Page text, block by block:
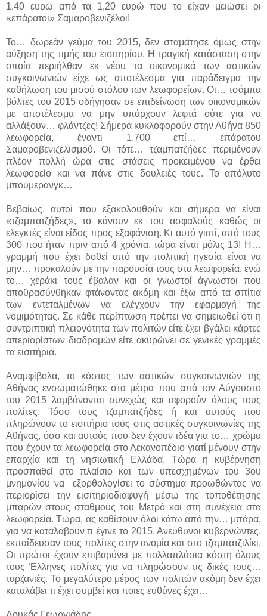
1,40 ευρώ από τα 1,20 ευρώ που το είχαν μειώσει οι
«επάρατοι» Σαμαροβενιζέλοι!
Το… δωρεάν γεύμα του 2015, δεν σταμάτησε όμως στην
αύξηση της τιμής του εισιτηρίου. Η τραγική κατάσταση στην
οποία περιήλθαν εκ νέου τα οικονομικά των αστικών
συγκοινωνιών είχε ως αποτέλεσμα για παράδειγμα την
καθήλωση του μισού στόλου των λεωφορείων. Οι… τσάμπα
βόλτες του 2015 οδήγησαν σε επιδείνωση των οικονομικών
με αποτέλεσμα να μην υπάρχουν λεφτά ούτε για να
αλλάξουν… φλάντζες! Σήμερα κυκλοφορούν στην Αθήνα 850
λεωφορεία, έναντι 1.700 επί… επάρατου
Σαμαροβενιζελισμού. Οι τότε… τζαμπατζήδες περιμένουν
πλέον πολλή ώρα στις στάσεις προκειμένου να έρθει
λεωφορείο και να πάνε στις δουλειές τους. Το απόλυτο
μπούμερανγκ…
Βεβαίως, αυτοί που εξακολουθούν και σήμερα να είναι
«τζαμπατζήδες», το κάνουν εκ του ασφαλούς καθώς οι
ελεγκτές είναι είδος προς εξαφάνιση. Κι αυτό γιατί, από τους
300 που ήταν πριν από 4 χρόνια, τώρα είναι μόλις 13! Η…
γραμμή που έχει δοθεί από την πολιτική ηγεσία είναι να
μην… προκαλούν με την παρουσία τους στα λεωφορεία, ενώ
το… χεράκι τους έβαλαν και οι γνωστοί άγνωστοι που
αποθρασύνθηκαν φτάνοντας ακόμη και έξω από τα σπίτια
των εντεταλμένων να ελέγχουν την εφαρμογή της
νομιμότητας. Σε κάθε περίπτωση πρέπει να σημειωθεί ότι η
συντριπτική πλειονότητα των πολιτών είτε έχει βγάλει κάρτες
απεριορίστων διαδρομών είτε ακυρώνει σε γενικές γραμμές
τα εισιτήρια.
Αναμφίβολα, το κόστος των αστικών συγκοινωνιών της
Αθήνας ενσωματώθηκε στα μέτρα που από τον Αύγουστο
του 2015 λαμβάνονται συνεχώς και αφορούν όλους τους
πολίτες. Τόσο τους τζαμπατζήδες ή και αυτούς που
πληρώνουν το εισιτήριο τους στις αστικές συγκοινωνίες της
Αθήνας, όσο και αυτούς που δεν έχουν ιδέα για το… χρώμα
που έχουν τα λεωφορεία στο Λεκανοπέδιο γιατί μένουν στην
επαρχία και τη νησιωτική Ελλάδα. Τώρα η κυβέρνηση
προσπαθεί στο πλαίσιο και των υπεσχημένων του 3ου
μνημονίου να εξορθολογίσει το σύστημα προωθώντας να
περιορίσει την εισιτηριοδιαφυγή μέσω της τοποθέτησης
μπαρών στους σταθμούς του Μετρό και στη συνέχεια στα
λεωφορεία. Τώρα, ας καθίσουν όλοι κάτω από την… μπάρα,
για να καταλάβουν τι έγινε το 2015. Ανεύθυνοι κυβερνώντες,
εκπαίδευσαν τους πολίτες στην ανομία και στο τζαμπατζιλίκι.
Οι πρώτοι έχουν επιβαρύνει με πολλαπλάσια κόστη όλους
τους Έλληνες πολίτες για να πληρώσουν τις δικές τους…
ταρζανιές. Το μεγαλύτερο μέρος των πολιτών ακόμη δεν έχει
καταλάβει τι έχει συμβεί και ποιες ευθύνες έχει…